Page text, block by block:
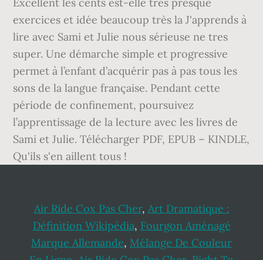
Air Ride Cox Pas Cher, Art Dramatique :
Définition Wikipédia, Fourgon Aménagé
Marque Allemande, Mélange De Couleur